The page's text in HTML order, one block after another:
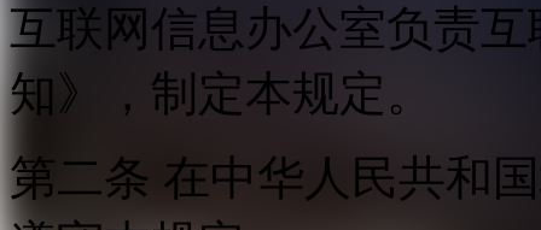
互联网信息办公室负责
知》，制定本规定。
第二条 在中华人民共和